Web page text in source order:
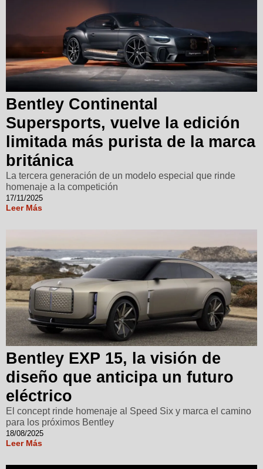
Bentley Continental
Supersports, vuelve la edición
limitada más purista de la marca
británica
La tercera generación de un modelo especial que rinde
homenaje a la competición
17/11/2025
Leer Más
Bentley EXP 15, la visión de
diseño que anticipa un futuro
eléctrico
El concept rinde homenaje al Speed Six y marca el camino
para los próximos Bentley
18/08/2025
Leer Más